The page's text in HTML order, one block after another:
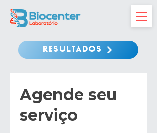
RESULTADOS
Agende seu
serviço